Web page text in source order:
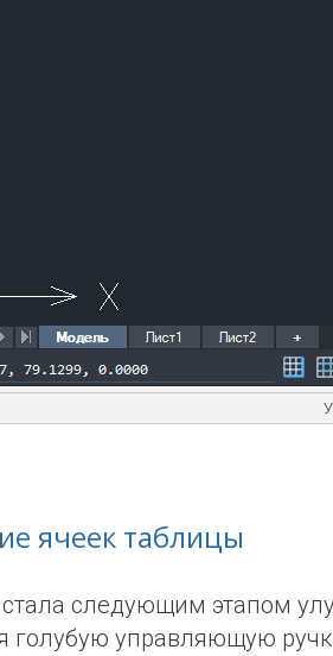
ячеек таблицы
следующим этапом
голубую управляющую